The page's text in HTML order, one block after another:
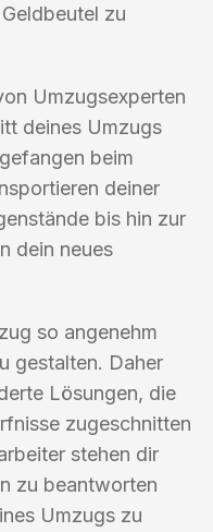
zu
Umzugsexperten
deines Umzugs
beim
deiner
bis hin zur
dein neues
so angenehm
gestalten. Daher
Lösungen, die
zugeschnitten
stehen dir
zu beantworten
Umzugs zu